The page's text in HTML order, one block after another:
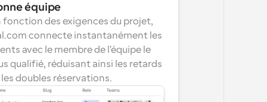
équipe
fonction des exigences du projet,
connecte instantanément les
avec le membre de l'équipe le
qualifié, réduisant ainsi les retards
doubles réservations.